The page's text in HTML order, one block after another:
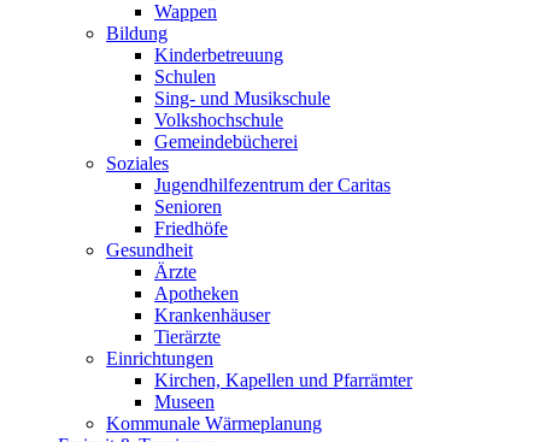
Wappen
Bildung
Kinderbetreuung
Schulen
Sing- und Musikschule
Volkshochschule
Gemeindebücherei
Soziales
Jugendhilfezentrum der Caritas
Senioren
Friedhöfe
Gesundheit
Ärzte
Apotheken
Krankenhäuser
Tierärzte
Einrichtungen
Kirchen, Kapellen und Pfarrämter
Museen
Kommunale Wärmeplanung